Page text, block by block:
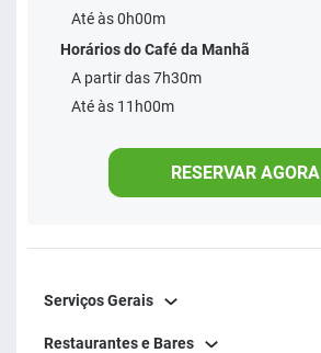
Até às 0h00m
Horários do Café da Manhã
A partir das 7h30m
Até às 11h00m
RESERVAR AGORA
Serviços Gerais
Restaurantes e Bares